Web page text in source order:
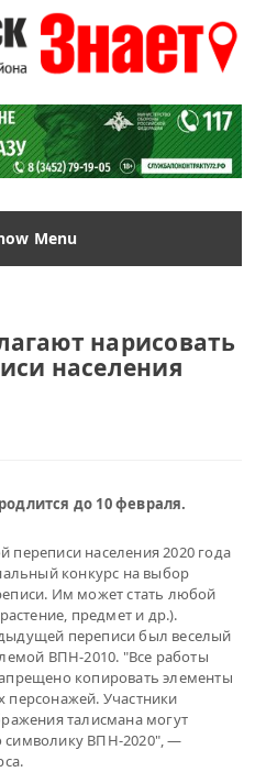
Menu
нарисовать
населения
до 10 февраля.
переписи населения 2020 года
конкурс на выбор
Им может стать любой
предмет и др.).
переписи был веселый
ВПН-2010. "Все работы
копировать элементы
Участники
талисмана могут
символику ВПН-2020", —